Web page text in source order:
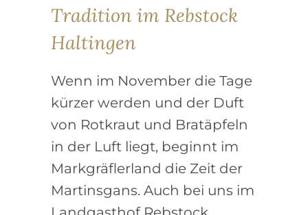
Tradition im Rebstock
Haltingen
Wenn im November die Tage
kürzer werden und der Duft
von Rotkraut und Bratäpfeln
in der Luft liegt, beginnt im
Markgräflerland die Zeit der
Martinsgans. Auch bei uns im